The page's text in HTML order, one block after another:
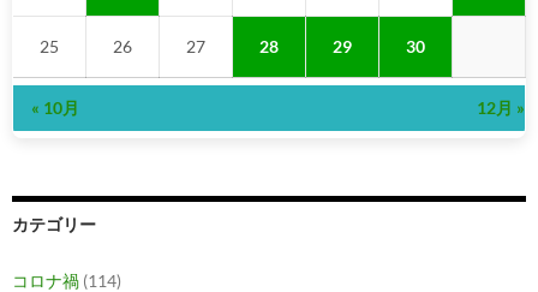
25 26 27 28 29 30
« 10月 12月 »
カテゴリー
コロナ禍 (114)